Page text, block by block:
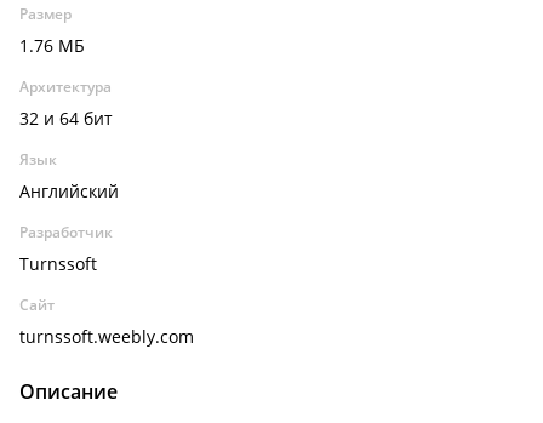
Размер
1.76 МБ
Архитектура
32 и 64 бит
Язык
Английский
Разработчик
Turnssoft
Сайт
turnssoft.weebly.com
Описание